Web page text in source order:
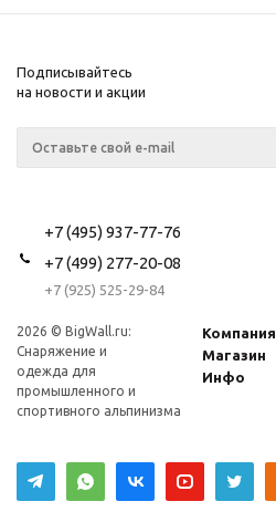
Подписывайтесь
на новости и акции
+7 (495) 937-77-76
+7 (499) 277-20-08
+7 (925) 525-29-84
2026 © BigWall.ru:
Снаряжение и
одежда для
промышленного и
спортивного альпинизма
Компания
Магазин
Инфо